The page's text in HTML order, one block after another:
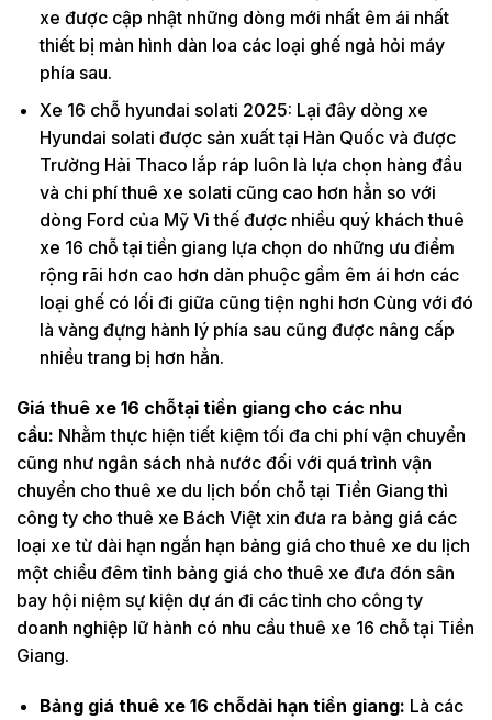
xe được cập nhật những dòng mới nhất êm ái nhất
thiết bị màn hình dàn loa các loại ghế ngả hỏi máy
phía sau.
Xe 16 chỗ hyundai solati 2025: Lại đây dòng xe
Hyundai solati được sản xuất tại Hàn Quốc và được
Trường Hải Thaco lắp ráp luôn là lựa chọn hàng đầu
và chi phí thuê xe solati cũng cao hơn hẳn so với
dòng Ford của Mỹ Vì thế được nhiều quý khách thuê
xe 16 chỗ tại tiền giang lựa chọn do những ưu điểm
rộng rãi hơn cao hơn dàn phuộc gầm êm ái hơn các
loại ghế có lối đi giữa cũng tiện nghi hơn Cùng với đó
là vàng đựng hành lý phía sau cũng được nâng cấp
nhiều trang bị hơn hẳn.
Giá thuê xe 16 chỗtại tiền giang cho các nhu
cầu: Nhằm thực hiện tiết kiệm tối đa chi phí vận chuyển
cũng như ngân sách nhà nước đối với quá trình vận
chuyển cho thuê xe du lịch bốn chỗ tại Tiền Giang thì
công ty cho thuê xe Bách Việt xin đưa ra bảng giá các
loại xe từ dài hạn ngắn hạn bảng giá cho thuê xe du lịch
một chiều đêm tỉnh bảng giá cho thuê xe đưa đón sân
bay hội niệm sự kiện dự án đi các tỉnh cho công ty
doanh nghiệp lữ hành có nhu cầu thuê xe 16 chỗ tại Tiền
Giang.
Bảng giá thuê xe 16 chỗdài hạn tiền giang: Là các